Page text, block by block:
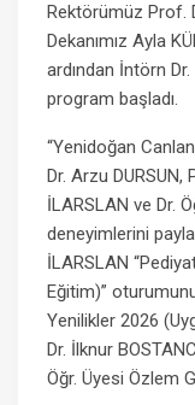
Rektörümüz Prof.
Dekanımız Ayla
ardından İntörn
program başladı.
“Yenidoğan
Dr. Arzu DURSUN,
İLARSLAN ve Dr.
deneyimlerini
İLARSLAN
Eğitim)”
Yenilikler 2026
Dr. İlknur
Öğr. Üyesi Özlem